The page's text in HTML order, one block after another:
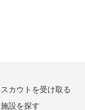
スカウトを受け取る
施設を探す